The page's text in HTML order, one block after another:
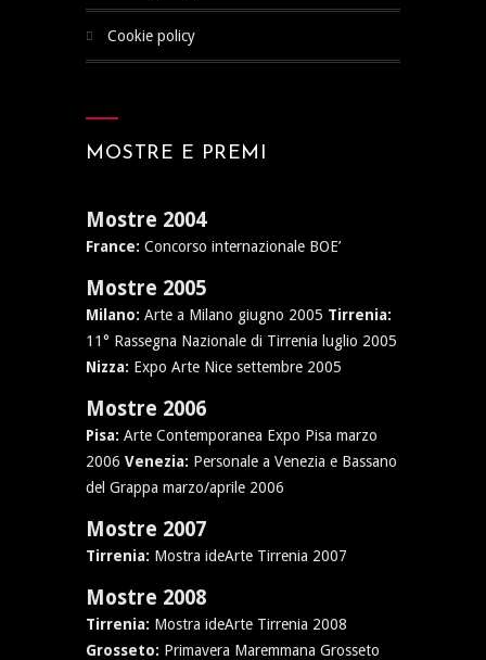
cookie policy
MOSTRE E PREMI
Mostre 2004
France: Concorso internazionale BOE’
Mostre 2005
Milano: Arte a Milano giugno 2005 Tirrenia:
11° Rassegna Nazionale di Tirrenia luglio 2005
Nizza: Expo Arte Nice settembre 2005
Mostre 2006
Pisa: Arte Contemporanea Expo Pisa marzo
2006 Venezia: Personale a Venezia e Bassano
del Grappa marzo/aprile 2006
Mostre 2007
Tirrenia: Mostra ideArte Tirrenia 2007
Mostre 2008
Tirrenia: Mostra ideArte Tirrenia 2008
Grosseto: Primavera Maremmana Grosseto